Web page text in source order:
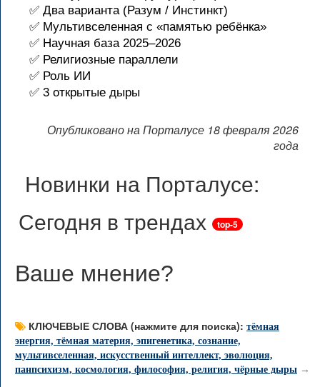
✅ Два варианта (Разум / Инстинкт)
✅ Мультивселенная с «памятью ребёнка»
✅ Научная база 2025–2026
✅ Религиозные параллели
✅ Роль ИИ
✅ 3 открытые дыры
Опубликовано на Порталусе 18 февраля 2026
года
Новинки на Порталусе:
Сегодня в трендах
top-5
Ваше мнение?
КЛЮЧЕВЫЕ СЛОВА (нажмите для поиска): тёмная
энергия, тёмная материя, эпигенетика, сознание,
мультивселенная, искусственный интеллект, эволюция,
панпсихизм, космология, философия, религия, чёрные дыры →